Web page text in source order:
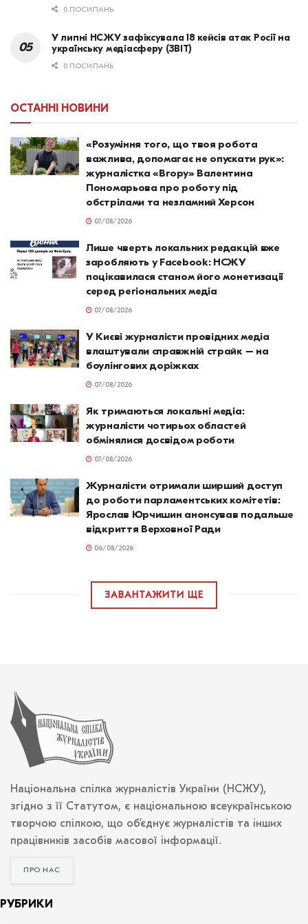
0 ПОСИЛАНЬ
У липні НСЖУ зафіксувала 18 кейсів атак Росії на
українську медіасферу (ЗВІТ)
0 ПОСИЛАНЬ
ОСТАННІ НОВИНИ
«Розуміння того, що твоя робота
важлива, допомагає не опускати рук»:
журналістка «Вгору» Валентина
Пономарьова про роботу під
обстрілами та незламний Херсон
07/08/2026
Лише чверть локальних редакцій вже
заробляють у Facebook: НСЖУ
поцікавилася станом його монетизації
серед регіональних медіа
07/08/2026
У Києві журналісти провідних медіа
влаштували справжній страйк – на
боулінгових доріжках
07/08/2026
Як тримаються локальні медіа:
журналісти чотирьох областей
обмінялися досвідом роботи
07/08/2026
Журналісти отримали ширший доступ
до роботи парламентських комітетів:
Ярослав Юрчишин анонсував подальше
відкриття Верховної Ради
06/08/2026
ЗАВАНТАЖИТИ ЩЕ
Національна спілка журналістів України (НСЖУ),
згідно з її Статутом, є національною всеукраїнською
творчою спілкою, що об’єднує журналістів та інших
працівників засобів масової інформації.
ПРО НАС
РУБРИКИ